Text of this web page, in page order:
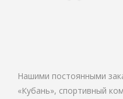
Нашими постоянными
«Кубань», спортивный